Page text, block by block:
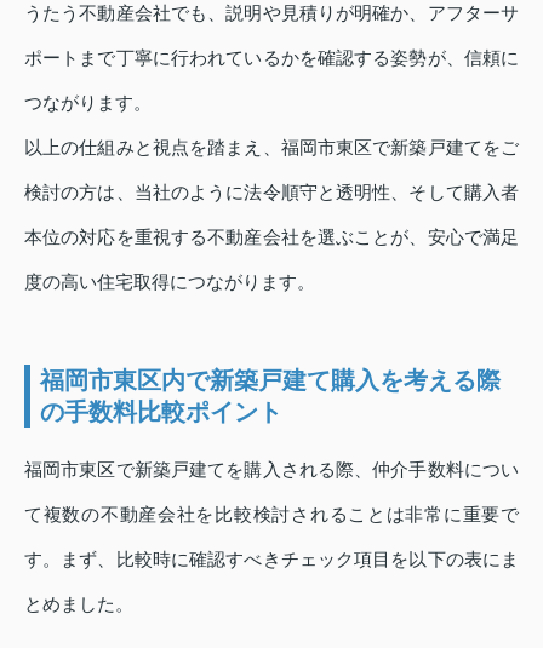
うたう不動産会社でも、説明や見積りが明確か、アフターサ
ポートまで丁寧に行われているかを確認する姿勢が、信頼に
つながります。
以上の仕組みと視点を踏まえ、福岡市東区で新築戸建てをご
検討の方は、当社のように法令順守と透明性、そして購入者
本位の対応を重視する不動産会社を選ぶことが、安心で満足
度の高い住宅取得につながります。
福岡市東区内で新築戸建て購入を考える際
の手数料比較ポイント
福岡市東区で新築戸建てを購入される際、仲介手数料につい
て複数の不動産会社を比較検討されることは非常に重要で
す。まず、比較時に確認すべきチェック項目を以下の表にま
とめました。